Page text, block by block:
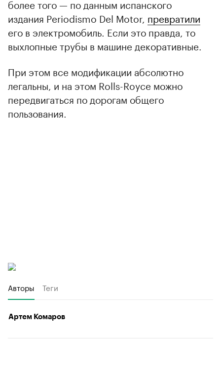
более того — по данным испанского
издания Periodismo Del Motor, превратили
его в электромобиль. Если это правда, то
выхлопные трубы в машине декоративные.
При этом все модификации абсолютно
легальны, и на этом Rolls-Royce можно
передвигаться по дорогам общего
пользования.
Авторы Теги
Артем Комаров